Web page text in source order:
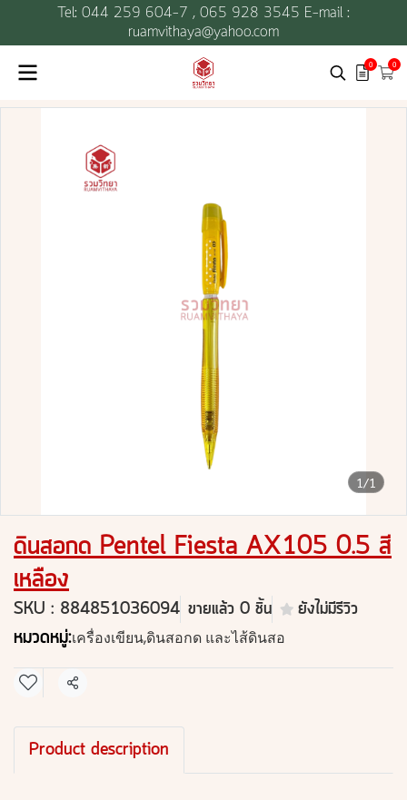
Tel: 044 259 604-7 , 065 928 3545 E-mail :
ruamvithaya@yahoo.com
0 0
1/1
ดินสอกด Pentel Fiesta AX105 0.5 สี
เหลือง
SKU : 884851036094 ขายแล้ว 0 ชิ้น ยังไม่มีรีวิว
หมวดหมู่:เครื่องเขียน,ดินสอกด และไส้ดินสอ
แชร์
Product description